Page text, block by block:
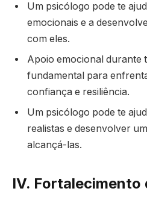
Um psicólogo pode te
emocionais e a
com eles.
Apoio emocional durante
fundamental para
confiança e resiliência.
Um psicólogo pode te
realistas e desenvolver
alcançá-las.
IV. Fortalecimento